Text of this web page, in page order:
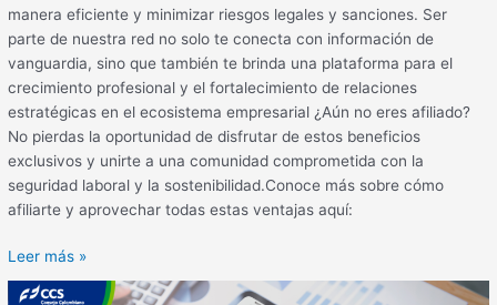
manera eficiente y minimizar riesgos legales y sanciones. Ser
parte de nuestra red no solo te conecta con información de
vanguardia, sino que también te brinda una plataforma para el
crecimiento profesional y el fortalecimiento de relaciones
estratégicas en el ecosistema empresarial ¿Aún no eres afiliado?
No pierdas la oportunidad de disfrutar de estos beneficios
exclusivos y unirte a una comunidad comprometida con la
seguridad laboral y la sostenibilidad.Conoce más sobre cómo
afiliarte y aprovechar todas estas ventajas aquí:
Leer más »
Certificación